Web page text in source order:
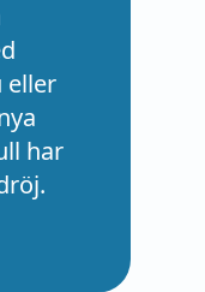
eller
har